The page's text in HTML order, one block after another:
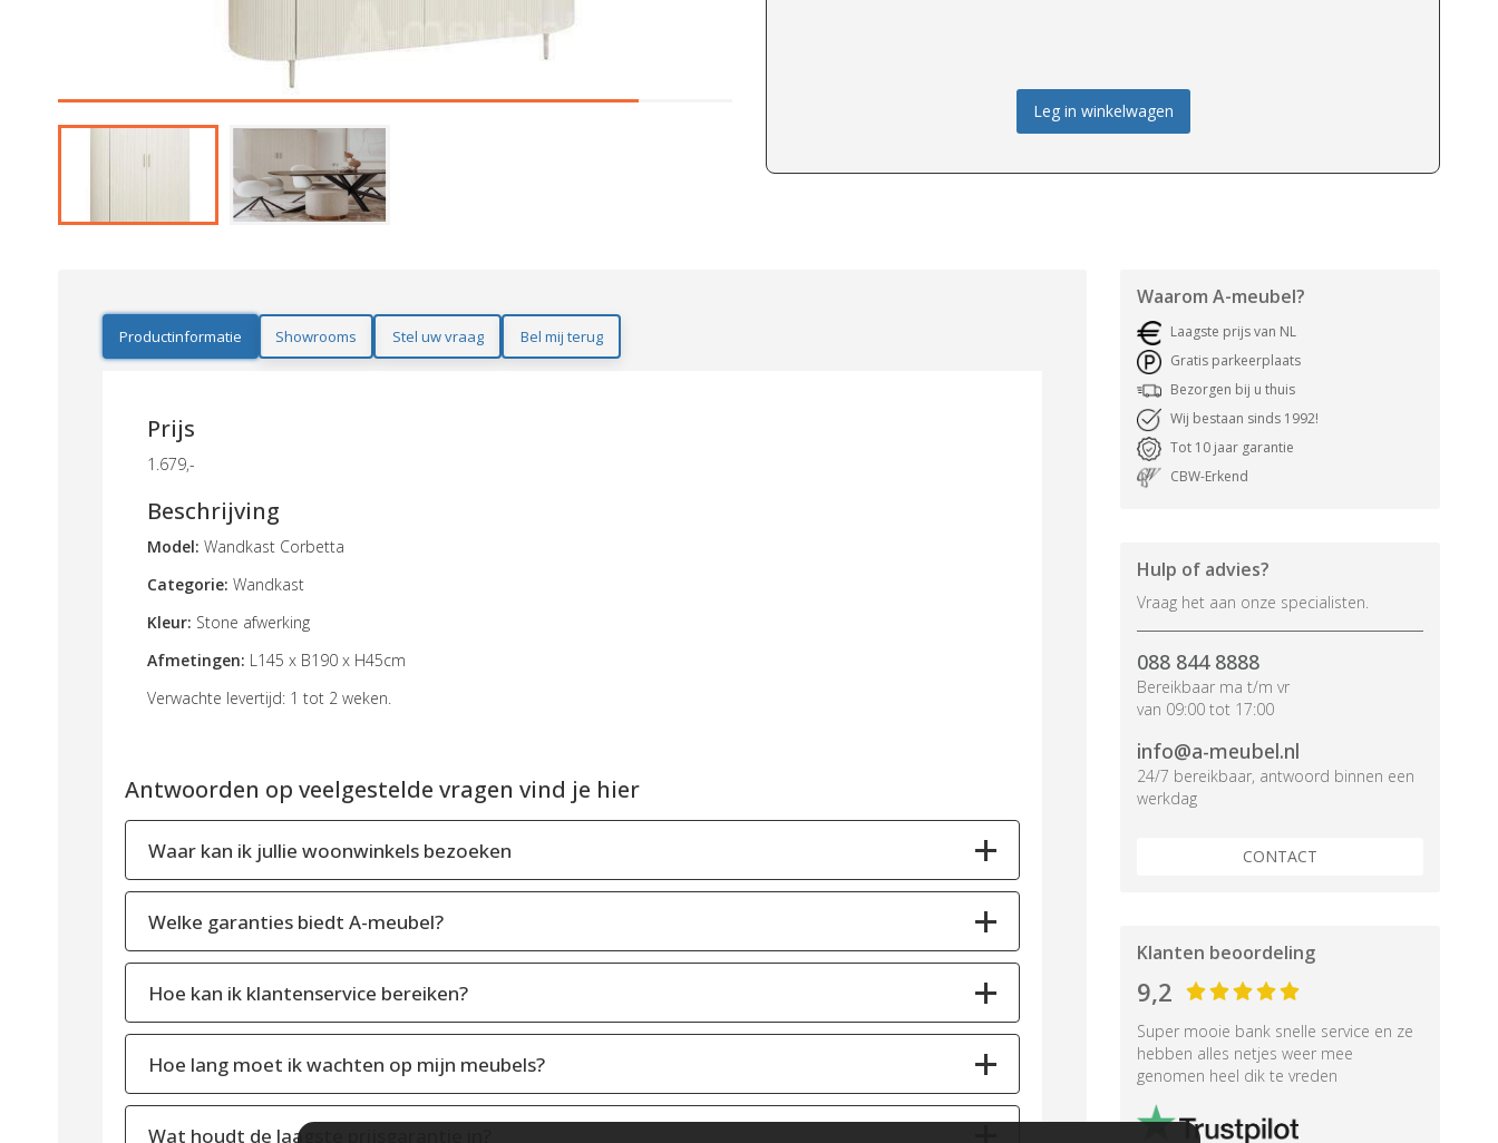
Leg in winkelwagen
Productinformatie Showrooms Stel uw vraag Bel mij terug
Prijs
1.679,-
Beschrijving
Model: Wandkast Corbetta
Categorie: Wandkast
Kleur: Stone afwerking
Afmetingen: L145 x B190 x H45cm
Verwachte levertijd: 1 tot 2 weken.
Antwoorden op veelgestelde vragen vind je hier
Waar kan ik jullie woonwinkels bezoeken
Welke garanties biedt A-meubel?
Hoe kan ik klantenservice bereiken?
Hoe lang moet ik wachten op mijn meubels?
Wat houdt de laagste prijsgarantie in?
Waarom A-meubel?
Laagste prijs van NL
Gratis parkeerplaats
Bezorgen bij u thuis
Wij bestaan sinds 1992!
Tot 10 jaar garantie
CBW-Erkend
Hulp of advies?
Vraag het aan onze specialisten.
088 844 8888
Bereikbaar ma t/m vr
van 09:00 tot 17:00
info@a-meubel.nl
24/7 bereikbaar, antwoord binnen een
werkdag
CONTACT
Klanten beoordeling
9,2
Super mooie bank snelle service en ze
hebben alles netjes weer mee
genomen heel dik te vreden